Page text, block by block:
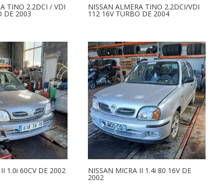
TINO 2.2DCI / VDI
DE 2003
NISSAN ALMERA TINO 2.2DCI/VDI
112 16V TURBO DE 2004
1.0i 60CV DE 2002 NISSAN MICRA II 1.4i 80 16V DE
2002